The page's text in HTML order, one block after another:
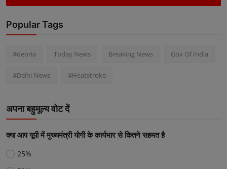
Popular Tags
#deoria Today News Breaking News Gov Of India
#Delhi News #Heatstroke
अपना बहुमूल्य वोट दें
क्या आप यूपी में मुख्यमंत्री योगी के कार्यभार से कितने सहमत है
25%